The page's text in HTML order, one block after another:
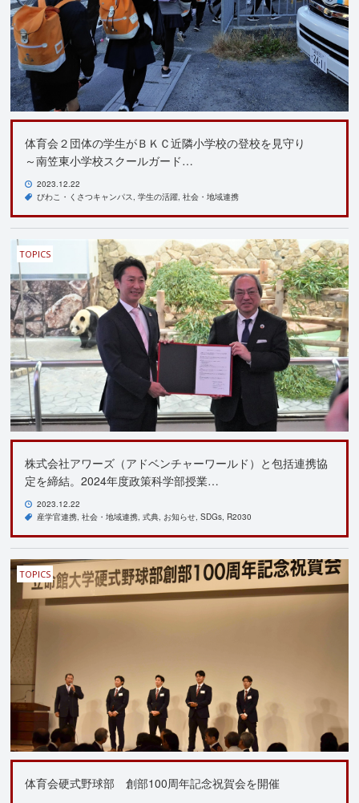
体育会２団体の学生がＢＫＣ近隣小学校の登校を見守り
～南笠東小学校スクールガード…
2023.12.22
びわこ・くさつキャンパス 学生の活躍 社会・地域連携
TOPICS
株式会社アワーズ（アドベンチャーワールド）と包括連携協
定を締結。2024年度政策科学部授業…
2023.12.22
産学官連携 社会・地域連携 式典 お知らせ SDGs R2030
TOPICS
体育会硬式野球部 創部100周年記念祝賀会を開催